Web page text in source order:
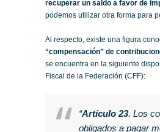
recuperar un saldo a favor de
podemos utilizar otra forma para
Al respecto, existe una figura
“compensación” de
se encuentra en la siguiente
Fiscal de la Federación (CFF):
“Artículo 23. Los
obligados a pagar